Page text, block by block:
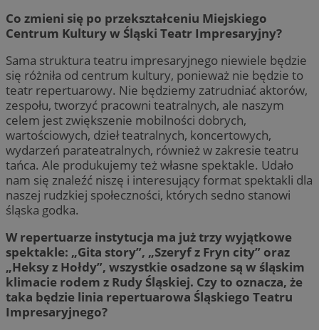
Co zmieni się po przekształceniu Miejskiego
Centrum Kultury w Śląski Teatr Impresaryjny?
Sama struktura teatru impresaryjnego niewiele będzie
się różniła od centrum kultury, ponieważ nie będzie to
teatr repertuarowy. Nie będziemy zatrudniać aktorów,
zespołu, tworzyć pracowni teatralnych, ale naszym
celem jest zwiększenie mobilności dobrych,
wartościowych, dzieł teatralnych, koncertowych,
wydarzeń parateatralnych, również w zakresie teatru
tańca. Ale produkujemy też własne spektakle. Udało
nam się znaleźć niszę i interesujący format spektakli dla
naszej rudzkiej społeczności, których sedno stanowi
śląska godka.
W repertuarze instytucja ma już trzy wyjątkowe
spektakle: „Gita story”, „Szeryf z Fryn city” oraz
„Heksy z Hołdy”, wszystkie osadzone są w śląskim
klimacie rodem z Rudy Śląskiej. Czy to oznacza, że
taka będzie linia repertuarowa Śląskiego Teatru
Impresaryjnego?